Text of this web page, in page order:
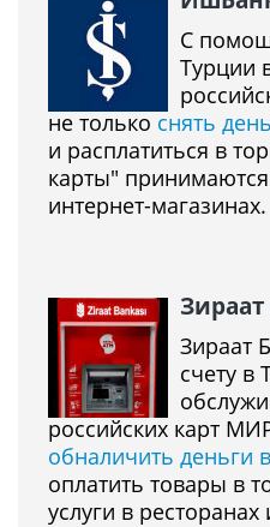
С
Турции
не только снять
и расплатиться в
карты"
интернет-магазинах.
Зираат
счету в
российских карт
обналичить деньги
оплатить товары в
услуги в ресторанах